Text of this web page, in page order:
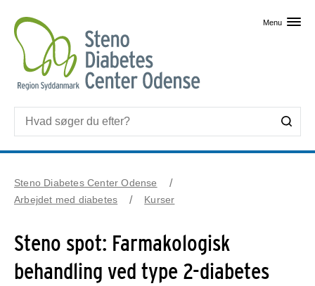
Menu
Steno Diabetes Center Odense
Arbejdet med diabetes
Kurser
Steno spot: Farmakologisk
behandling ved type 2-diabetes